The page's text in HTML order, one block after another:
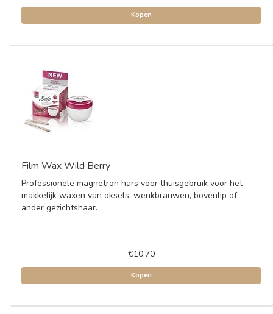
Kopen
Film Wax Wild Berry
Professionele magnetron hars voor thuisgebruik voor het
makkelijk waxen van oksels, wenkbrauwen, bovenlip of
ander gezichtshaar.
€10,70
Kopen